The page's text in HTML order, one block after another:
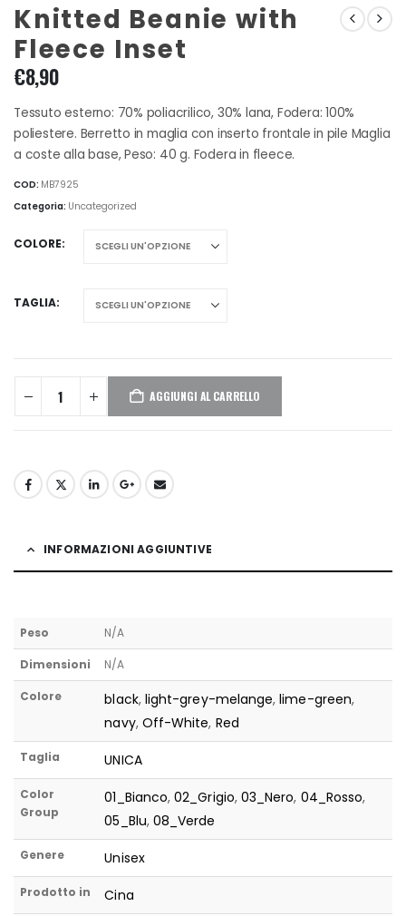
Knitted Beanie with
Fleece Inset
€8,90
Tessuto esterno: 70% poliacrilico, 30% lana, Fodera: 100%
poliestere. Berretto in maglia con inserto frontale in pile Maglia
a coste alla base, Peso: 40 g. Fodera in fleece.
COD: MB7925
Categoria: Uncategorized
COLORE
TAGLIA
AGGIUNGI AL CARRELLO
INFORMAZIONI AGGIUNTIVE
Peso N/A
Dimensioni N/A
Colore black, light-grey-melange,lime-green,
navy, Off-White, Red
Taglia UNICA
Color
Group
01_Bianco,02_Grigio, 03_Nero, 04_Rosso,
05_Blu, 08_Verde
Genere Unisex
Prodotto in Cina